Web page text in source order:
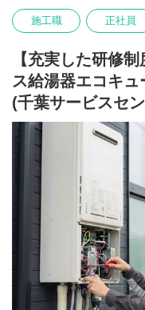
将来の資産形成をサポー
制度を導入しています。
会社が掛金を拠出し、希
制度です。
試運転や安全チェックまで
される、やりがいのある
1日の工事件数は2～3件程
事務手続きは拠点の事務
現場情報も事前に共有さ
ています。
【研修制度】
入社後は、設備が整った
接客マナーから施工技術
未経験の方も安心。約6
との**OJT（ペア作業）**
一人で施工ができるよう
キャリアアップ可能です。
【キャリアサポート/人事
当社基準のスキルを満た
施工職 正社員
【充実した研修
ス給湯器エコキ
(千葉サービスセ